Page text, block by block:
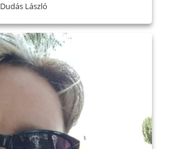
Dudás László